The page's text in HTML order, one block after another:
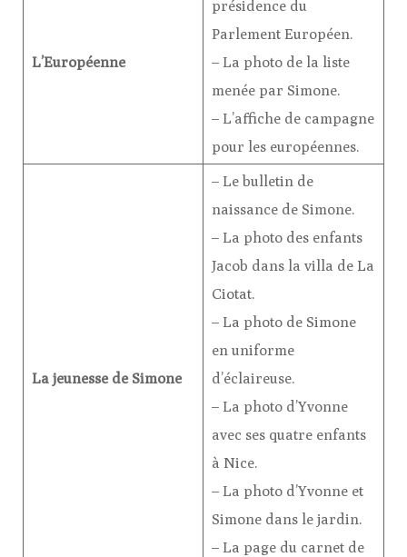
L’Européenne
présidence du
Parlement Européen.
– La photo de la liste
menée par Simone.
– L’affiche de campagne
pour les européennes.
La jeunesse de Simone
– Le bulletin de
naissance de Simone.
– La photo des enfants
Jacob dans la villa de La
Ciotat.
– La photo de Simone
en uniforme
d’éclaireuse.
– La photo d’Yvonne
avec ses quatre enfants
à Nice.
– La photo d’Yvonne et
Simone dans le jardin.
– La page du carnet de